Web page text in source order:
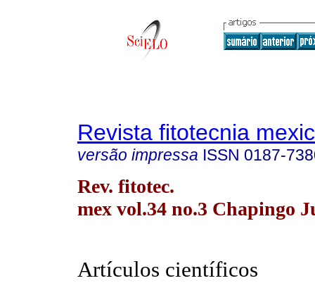
Revista fitotecnia
versão impressa ISSN 0187-
Rev. fitotec.
mex vol.34 no.3 Chapingo
Artículos científicos